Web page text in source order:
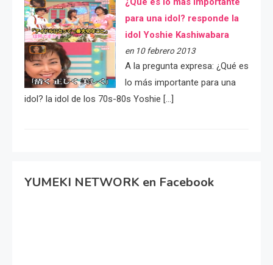
para una idol? responde la
idol Yoshie Kashiwabara
en 10 febrero 2013
A la pregunta expresa: ¿Qué es
lo más importante para una
idol? la idol de los 70s-80s Yoshie […]
YUMEKI NETWORK en Facebook